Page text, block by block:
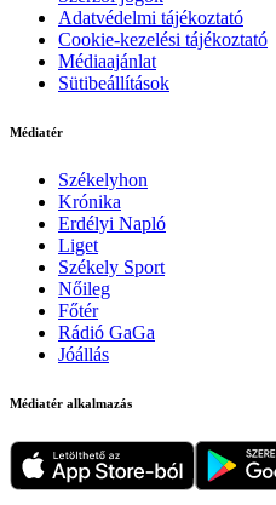
Adatvédelmi tájékoztató
Cookie-kezelési tájékoztató
Médiaajánlat
Sütibeállítások
Médiatér
Székelyhon
Krónika
Erdélyi Napló
Liget
Székely Sport
Nőileg
Főtér
Rádió GaGa
Jóállás
Médiatér alkalmazás